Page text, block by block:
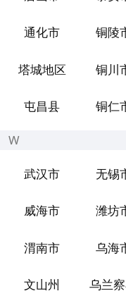
通化市 铜陵
塔城地区 铜川
屯昌县 铜仁
W
武汉市 无锡
威海市 潍坊
渭南市 乌海
文山州 乌兰